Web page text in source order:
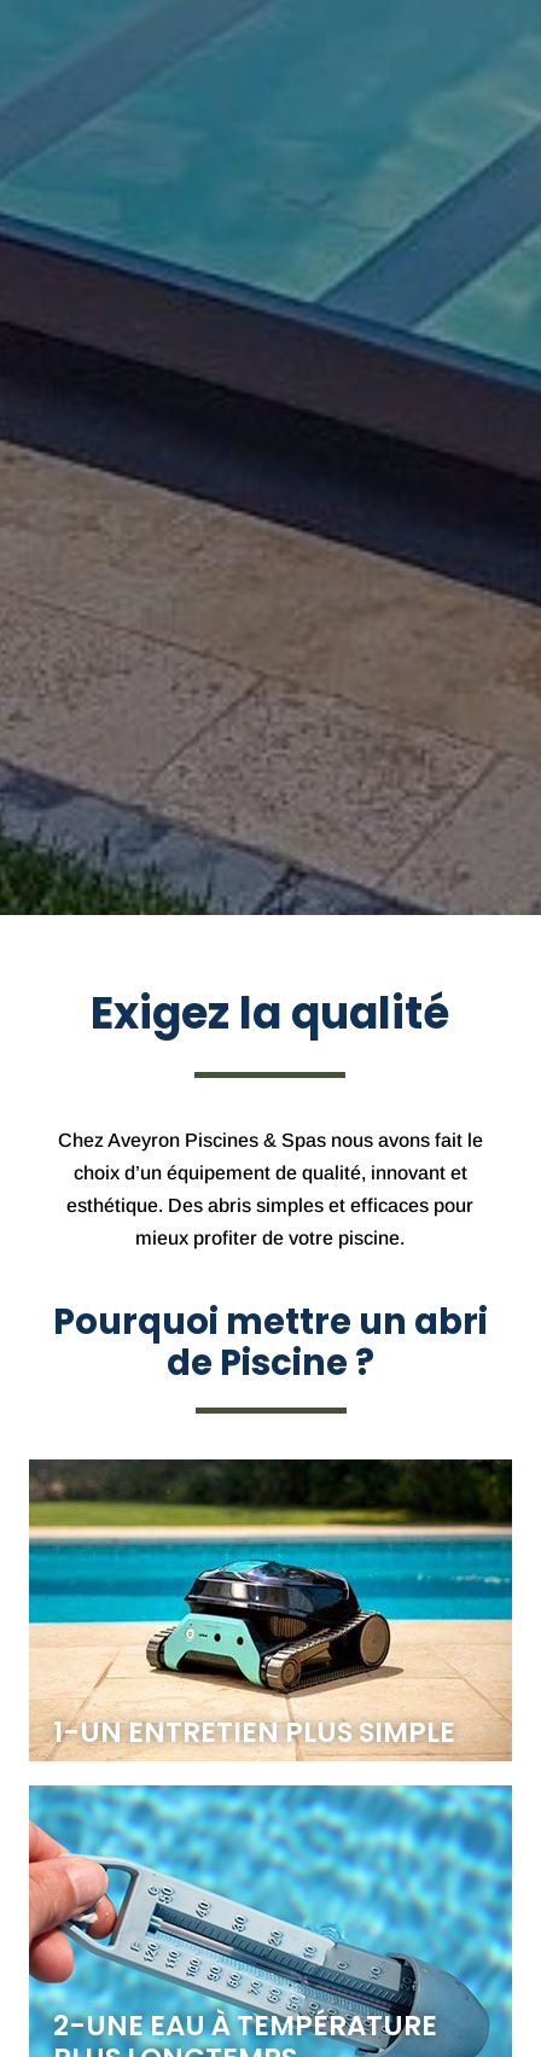
Exigez la qualité
Chez Aveyron Piscines & Spas nous avons fait le
choix d’un équipement de qualité, innovant et
esthétique. Des abris simples et efficaces pour
mieux profiter de votre piscine.
Pourquoi mettre un abri
de Piscine ?
1-UN ENTRETIEN PLUS SIMPLE
L’abri protège votre bassin des impuretés, en évitant
qu’elles se déposent dans l’eau. Fini les insectes, les
feuilles ou autres.
2-UNE EAU À TEMPÉRATURE